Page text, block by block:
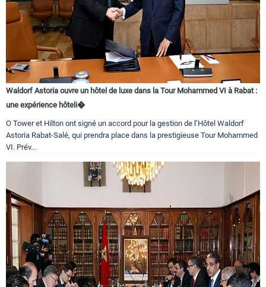
Waldorf Astoria ouvre un hôtel de luxe dans la Tour Mohammed VI à Rabat :
une expérience hôteli�
O Tower et Hilton ont signé un accord pour la gestion de l’Hôtel Waldorf
Astoria Rabat-Salé, qui prendra place dans la prestigieuse Tour Mohammed
VI. Prév...